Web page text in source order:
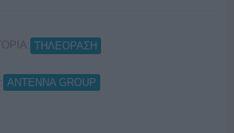
ΤΗΛΕΟΡΑΣΗ
ΑΝΤΕΝΝΑ GROUP